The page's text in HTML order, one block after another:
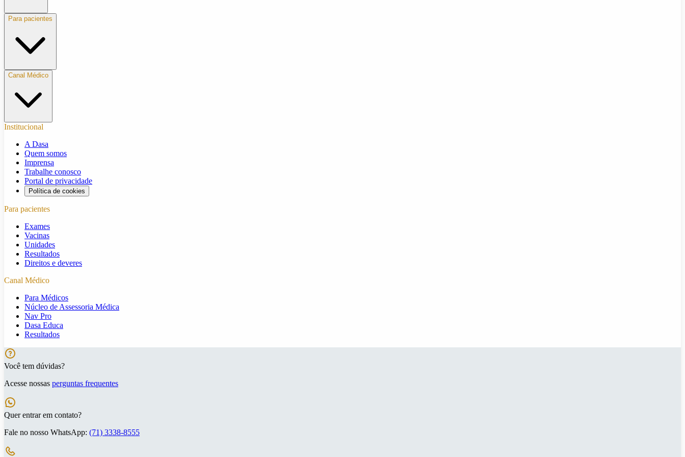
Para pacientes
Canal Médico
Institucional
A Dasa
Quem somos
Imprensa
Trabalhe conosco
Portal de privacidade
Política de cookies
Para pacientes
Exames
Vacinas
Unidades
Resultados
Direitos e deveres
Canal Médico
Para Médicos
Núcleo de Assessoria Médica
Nav Pro
Dasa Educa
Resultados
Você tem dúvidas?
Acesse nossas perguntas frequentes
Quer entrar em contato?
Fale no nosso WhatsApp: (71) 3338-8555